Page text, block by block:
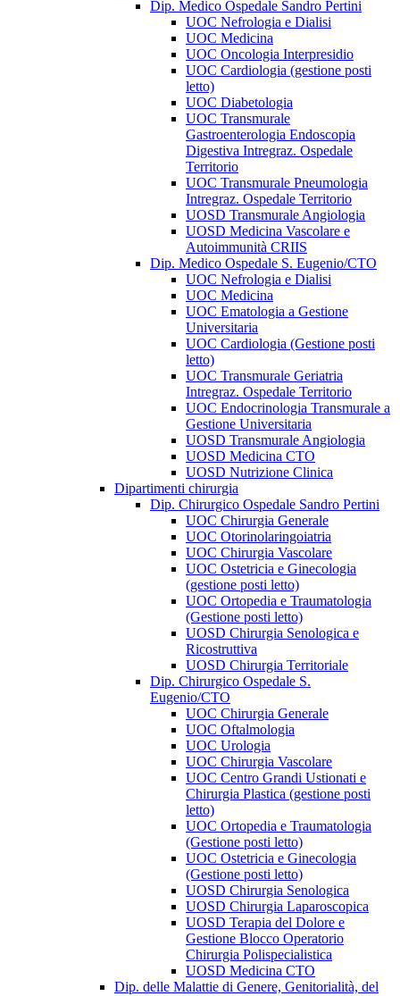
Dip. Medico Ospedale Sandro Pertini
UOC Nefrologia e Dialisi
UOC Medicina
UOC Oncologia Interpresidio
UOC Cardiologia (gestione posti
letto)
UOC Diabetologia
UOC Transmurale
Gastroenterologia Endoscopia
Digestiva Intregraz. Ospedale
Territorio
UOC Transmurale Pneumologia
Intregraz. Ospedale Territorio
UOSD Transmurale Angiologia
UOSD Medicina Vascolare e
Autoimmunità CRIIS
Dip. Medico Ospedale S. Eugenio/CTO
UOC Nefrologia e Dialisi
UOC Medicina
UOC Ematologia a Gestione
Universitaria
UOC Cardiologia (Gestione posti
letto)
UOC Transmurale Geriatria
Intregraz. Ospedale Territorio
UOC Endocrinologia Transmurale a
Gestione Universitaria
UOSD Transmurale Angiologia
UOSD Medicina CTO
UOSD Nutrizione Clinica
Dipartimenti chirurgia
Dip. Chirurgico Ospedale Sandro Pertini
UOC Chirurgia Generale
UOC Otorinolaringoiatria
UOC Chirurgia Vascolare
UOC Ostetricia e Ginecologia
(gestione posti letto)
UOC Ortopedia e Traumatologia
(Gestione posti letto)
UOSD Chirurgia Senologica e
Ricostruttiva
UOSD Chirurgia Territoriale
Dip. Chirurgico Ospedale S.
Eugenio/CTO
UOC Chirurgia Generale
UOC Oftalmologia
UOC Urologia
UOC Chirurgia Vascolare
UOC Centro Grandi Ustionati e
Chirurgia Plastica (gestione posti
letto)
UOC Ortopedia e Traumatologia
(Gestione posti letto)
UOC Ostetricia e Ginecologia
(Gestione posti letto)
UOSD Chirurgia Senologica
UOSD Chirurgia Laparoscopica
UOSD Terapia del Dolore e
Gestione Blocco Operatorio
Chirurgia Polispecialistica
UOSD Medicina CTO
Dip. delle Malattie di Genere, Genitorialità, del